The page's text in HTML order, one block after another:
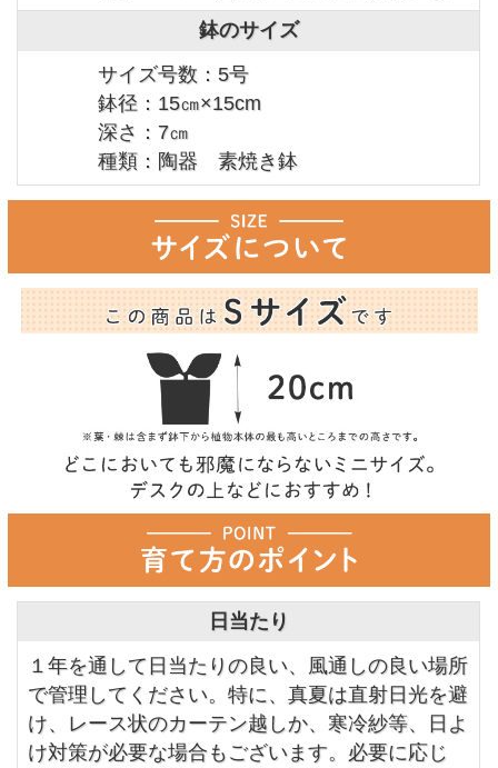
鉢のサイズ
サイズ号数：5号
鉢径：15㎝×15cm
深さ：7㎝
種類：陶器 素焼き鉢
日当たり
１年を通して日当たりの良い、風通しの良い場所
で管理してください。特に、真夏は直射日光を避
け、レース状のカーテン越しか、寒冷紗等、日よ
け対策が必要な場合もございます。必要に応じ